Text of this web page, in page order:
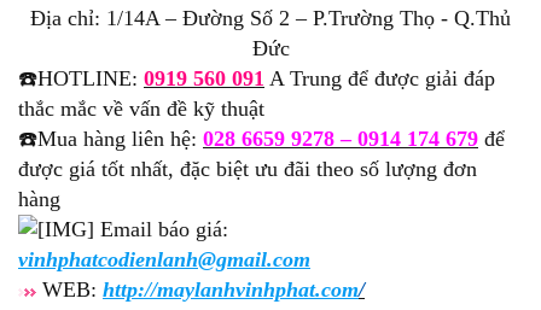
Địa chỉ: 1/14A – Đường Số 2 – P.Trường Thọ - Q.Thủ
Đức
☎️HOTLINE: 0919 560 091 A Trung để được giải đáp
thắc mắc về vấn đề kỹ thuật
☎️Mua hàng liên hệ: 028 6659 9278 – 0914 174 679 để
được giá tốt nhất, đặc biệt ưu đãi theo số lượng đơn
hàng
Email báo giá:
vinhphatcodienlanh@gmail.com
WEB: http://maylanhvinhphat.com/